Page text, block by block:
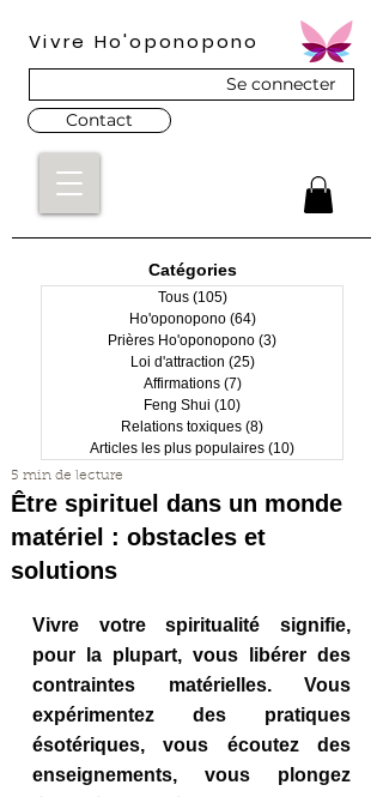
Vivre Ho'oponopono
Se connecter
Contact
Catégories
Tous (105)105 posts
Ho'oponopono (64)64 posts
Prières Ho'oponopono (3)
Loi d'attraction (25)25 posts
Affirmations (7)7 posts
Feng Shui (10)
Relations toxiques (8)
Articles les plus populaires (10)
Être spirituel dans un monde
matériel : obstacles et
solutions
5 min de lecture
Vivre votre spiritualité signifie,
pour la plupart, vous libérer des
contraintes matérielles. Vous
expérimentez des pratiques
ésotériques, vous écoutez des
enseignements, vous plongez